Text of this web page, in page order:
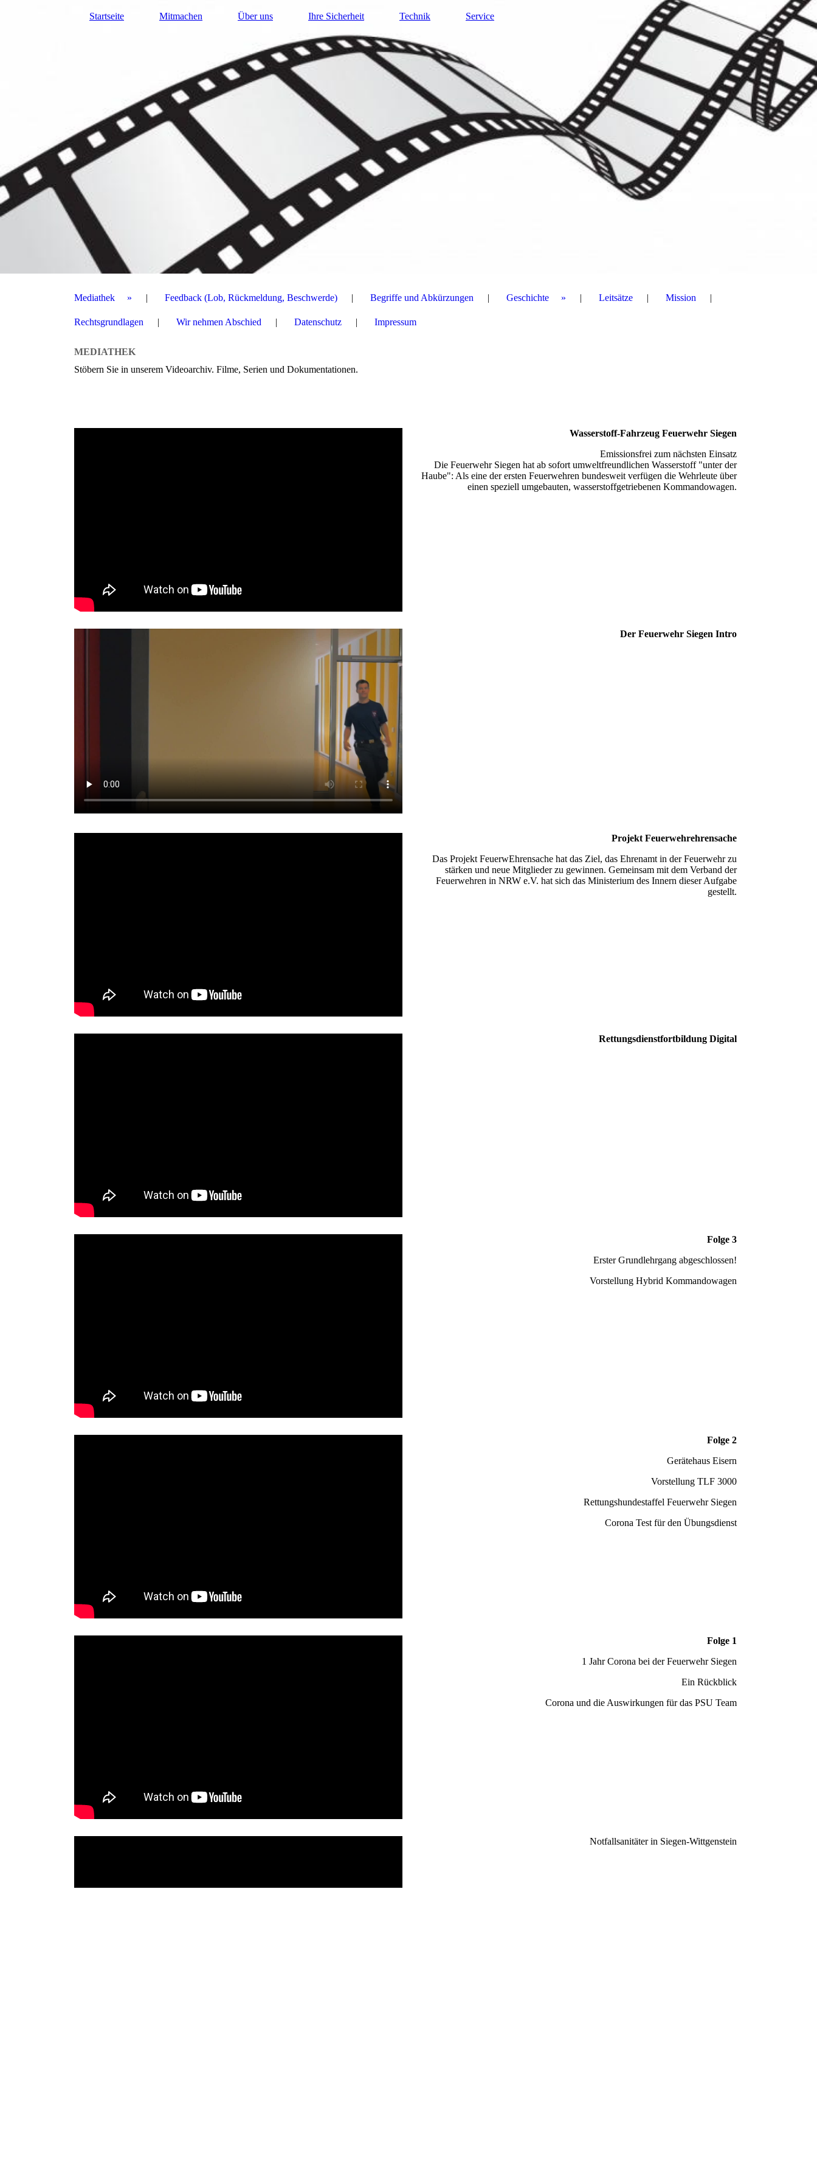
Startseite Mitmachen Über uns Ihre Sicherheit Technik Service
Mediathek Feedback (Lob, Rückmeldung, Beschwerde) Begriffe und Abkürzungen Geschichte Leitsätze Mission
Rechtsgrundlagen Wir nehmen Abschied Datenschutz Impressum
MEDIATHEK
Stöbern Sie in unserem Videoarchiv. Filme, Serien und Dokumentationen.
Wasserstoff-Fahrzeug Feuerwehr Siegen
Emissionsfrei zum nächsten Einsatz
Die Feuerwehr Siegen hat ab sofort umweltfreundlichen Wasserstoff "unter der
Haube": Als eine der ersten Feuerwehren bundesweit verfügen die Wehrleute über
einen speziell umgebauten, wasserstoffgetriebenen Kommandowagen.
Der Feuerwehr Siegen Intro
Projekt Feuerwehrehrensache
Das Projekt FeuerwEhrensache hat das Ziel, das Ehrenamt in der Feuerwehr zu
stärken und neue Mitglieder zu gewinnen. Gemeinsam mit dem Verband der
Feuerwehren in NRW e.V. hat sich das Ministerium des Innern dieser Aufgabe
gestellt.
Rettungsdienstfortbildung Digital
Folge 3
Erster Grundlehrgang abgeschlossen!
Vorstellung Hybrid Kommandowagen
Folge 2
Gerätehaus Eisern
Vorstellung TLF 3000
Rettungshundestaffel Feuerwehr Siegen
Corona Test für den Übungsdienst
Folge 1
1 Jahr Corona bei der Feuerwehr Siegen
Ein Rückblick
Corona und die Auswirkungen für das PSU Team
Notfallsanitäter in Siegen-Wittgenstein